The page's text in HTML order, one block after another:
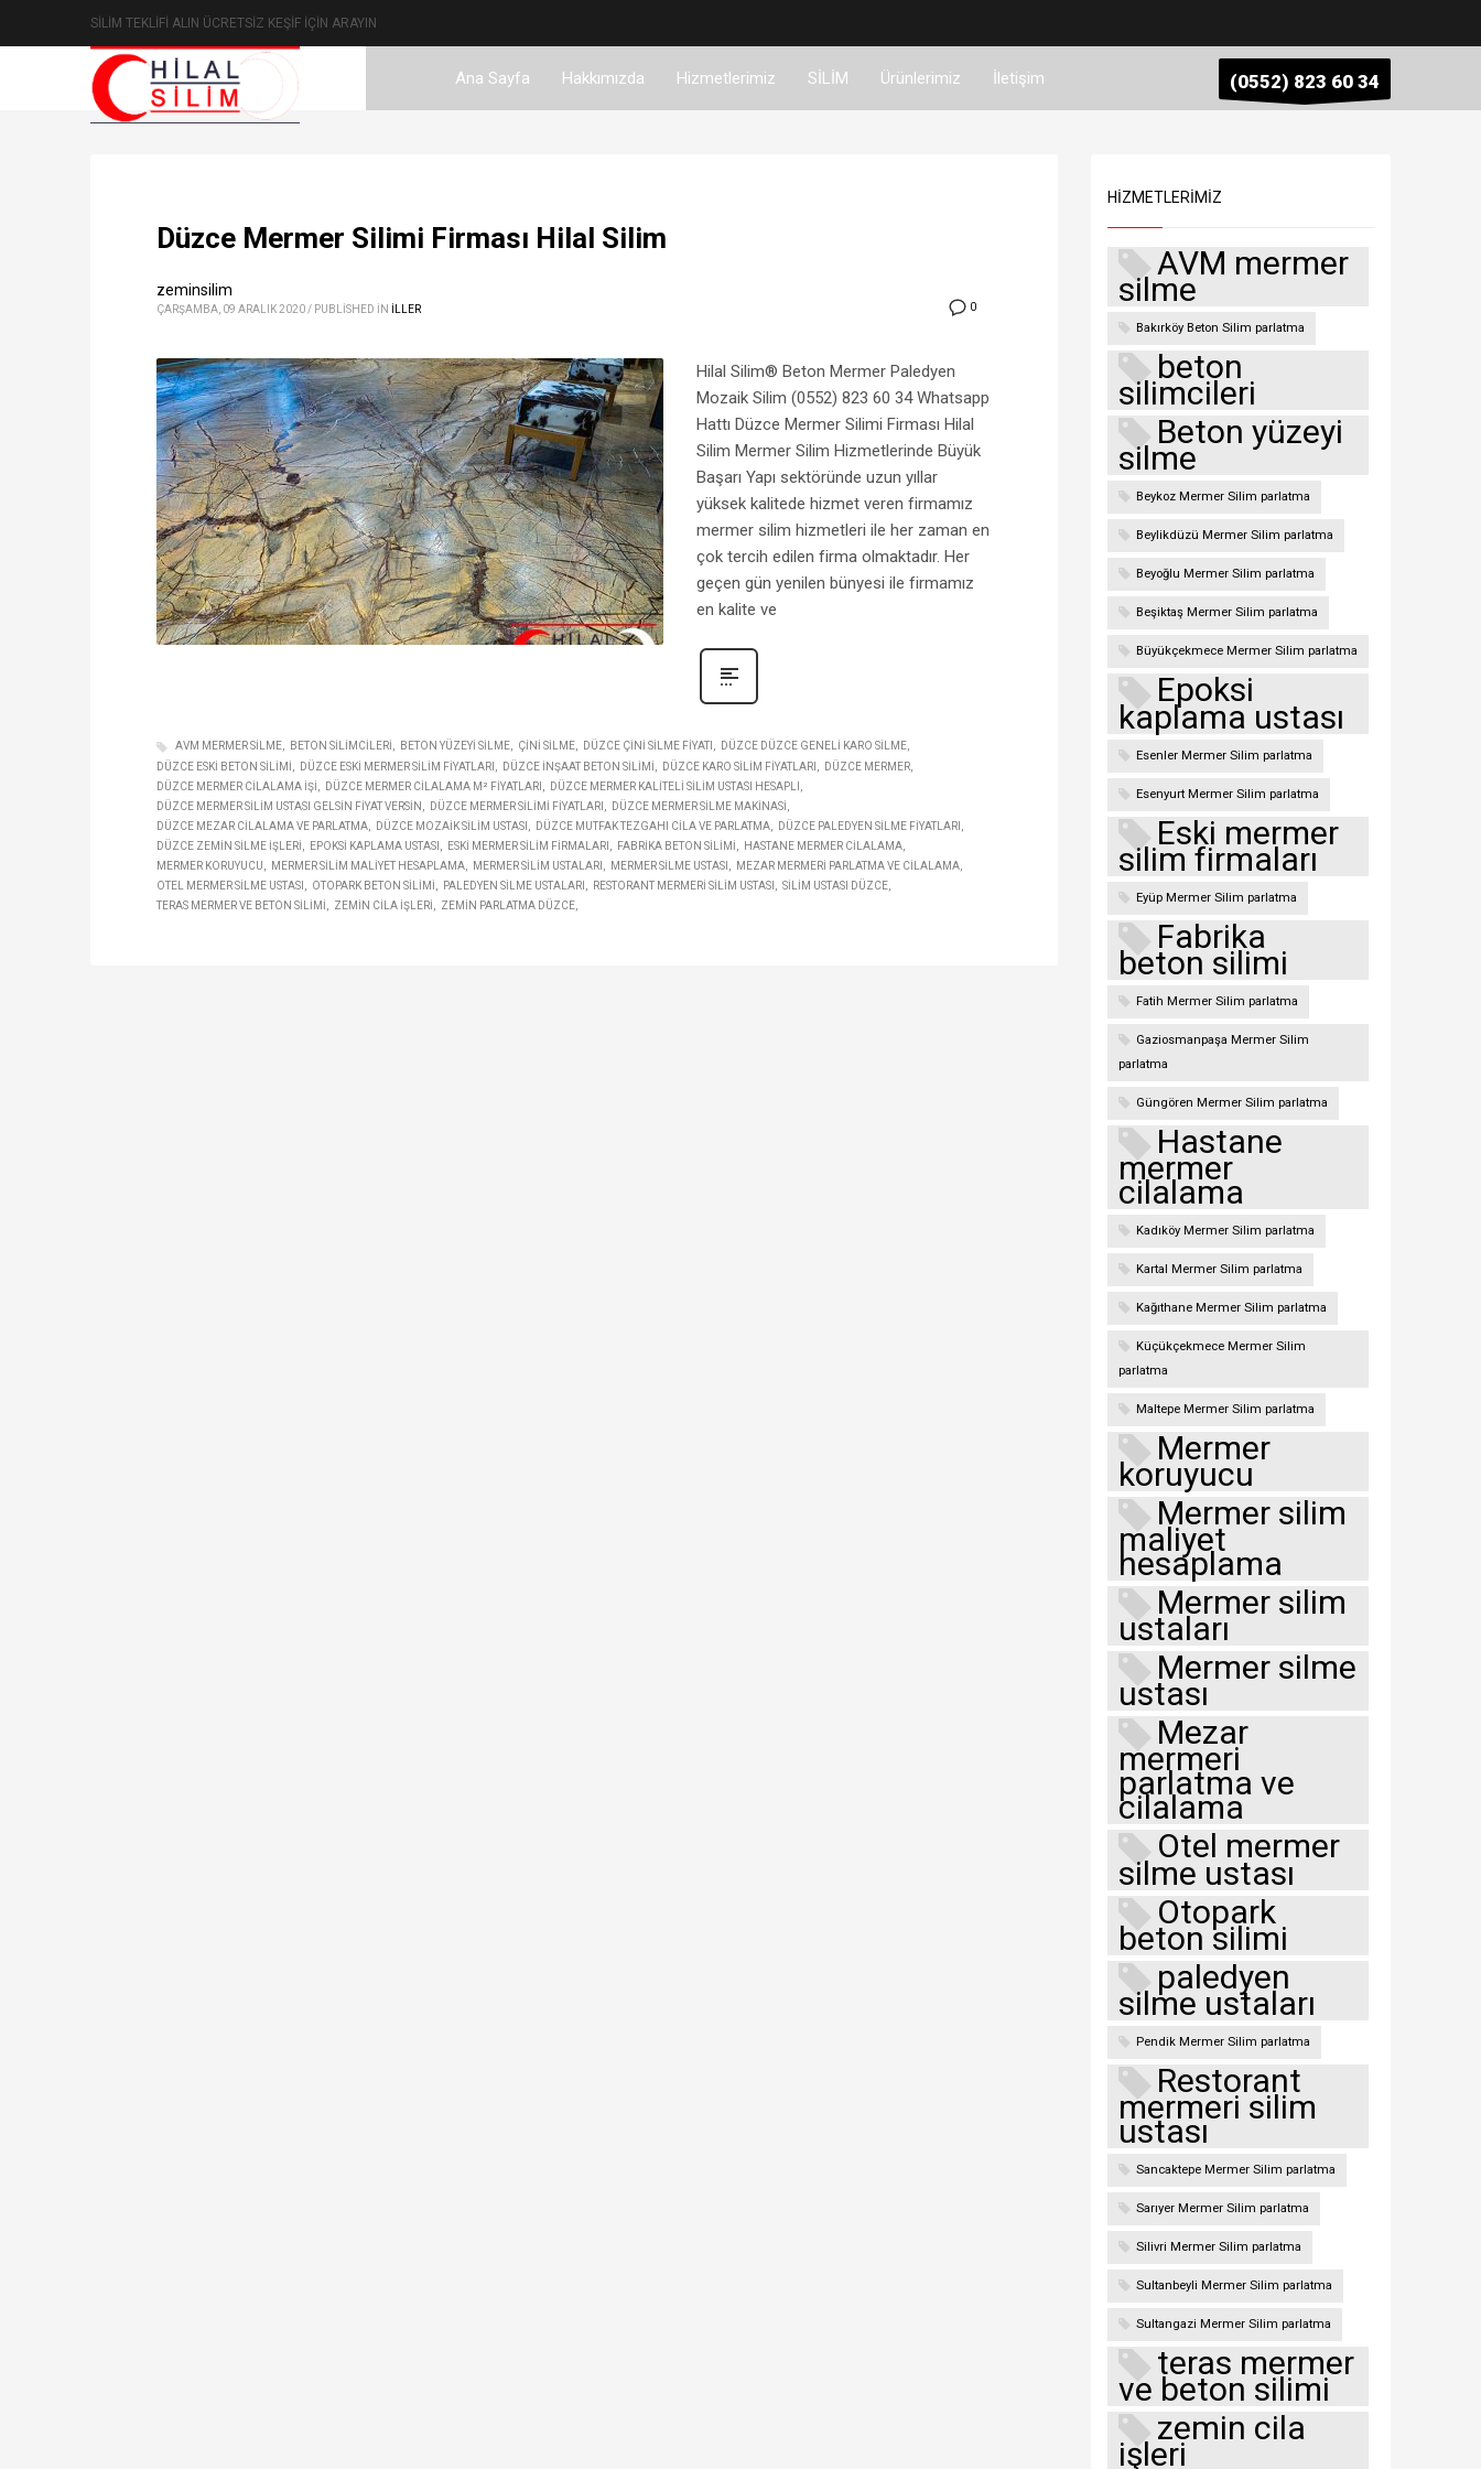
SİLİM TEKLİFİ ALIN ÜCRETSİZ KEŞİF İÇİN ARAYIN
Ana Sayfa Hakkımızda Hizmetlerimiz SİLİM Ürünlerimiz İletişim (0552) 823 60 34
Düzce Mermer Silimi Firması Hilal Silim
0
zeminsilim
ÇARŞAMBA, 09 ARALIK 2020 / PUBLISHED IN ILLER
Hilal Silim® Beton Mermer Paledyen
Mozaik Silim (0552) 823 60 34 Whatsapp
Hattı Düzce Mermer Silimi Firması Hilal
Silim Mermer Silim Hizmetlerinde Büyük
Başarı Yapı sektöründe uzun yıllar
yüksek kalitede hizmet veren firmamız
mermer silim hizmetleri ile her zaman en
çok tercih edilen firma olmaktadır. Her
geçen gün yenilen bünyesi ile firmamız
en kalite ve
AVM MERMER SILME BETON SILIMCILERI BETON YÜZEYI SILME ÇINI SILME DÜZCE ÇINI SILME FIYATI
DÜZCE DÜZCE GENELI KARO SILME
DÜZCE ESKI BETON SILIMI
DÜZCE ESKI MERMER SILIM FIYATLARI DÜZCE INŞAAT BETON SILIMI DÜZCE KARO SILIM FIYATLARI
DÜZCE MERMER
DÜZCE MERMER CILALAMA IŞI
DÜZCE MERMER CILALAMA M² FIYATLARI
DÜZCE MERMER KALITELI SILIM USTASI HESAPLI
DÜZCE MERMER SILIM USTASI GELSIN FIYAT VERSIN
DÜZCE MERMER SILIMI FIYATLARI
DÜZCE MERMER SILME MAKINASI
DÜZCE MEZAR CILALAMA VE PARLATMA
DÜZCE MOZAIK SILIM USTASI DÜZCE MUTFAK TEZGAHI CILA VE PARLATMA
DÜZCE PALEDYEN SILME FIYATLARI
DÜZCE ZEMIN SILME IŞLERI
EPOKSI KAPLAMA USTASI ESKI MERMER SILIM FIRMALARI FABRIKA BETON SILIMI
HASTANE MERMER CILALAMA
MERMER KORUYUCU
MERMER SILIM MALIYET HESAPLAMA MERMER SILIM USTALARI MERMER SILME USTASI
MEZAR MERMERI PARLATMA VE CILALAMA
OTEL MERMER SILME USTASI
OTOPARK BETON SILIMI PALEDYEN SILME USTALARI RESTORANT MERMERI SILIM USTASI
SILIM USTASI DÜZCE
TERAS MERMER VE BETON SILIMI
ZEMIN CILA IŞLERI ZEMIN PARLATMA DÜZCE
HIZMETLERIMIZ
AVM mermer
silme
Bakırköy Beton Silim parlatma
beton
silimcileri
Beton yüzeyi
silme
Beykoz Mermer Silim parlatma
Beylikdüzü Mermer Silim parlatma
Beyoğlu Mermer Silim parlatma
Beşiktaş Mermer Silim parlatma
Büyükçekmece Mermer Silim parlatma
Epoksi
kaplama ustası
Esenler Mermer Silim parlatma
Esenyurt Mermer Silim parlatma
Eski mermer
silim firmaları
Eyüp Mermer Silim parlatma
Fabrika
beton silimi
Fatih Mermer Silim parlatma
Gaziosmanpaşa Mermer Silim
parlatma
Güngören Mermer Silim parlatma
Hastane
mermer
cilalama
Kadıköy Mermer Silim parlatma
Kartal Mermer Silim parlatma
Kağıthane Mermer Silim parlatma
Küçükçekmece Mermer Silim
parlatma
Maltepe Mermer Silim parlatma
Mermer
koruyucu
Mermer silim
maliyet
hesaplama
Mermer silim
ustaları
Mermer silme
ustası
Mezar
mermeri
parlatma ve
cilalama
Otel mermer
silme ustası
Otopark
beton silimi
paledyen
silme ustaları
Pendik Mermer Silim parlatma
Restorant
mermeri silim
ustası
Sancaktepe Mermer Silim parlatma
Sarıyer Mermer Silim parlatma
Silivri Mermer Silim parlatma
Sultanbeyli Mermer Silim parlatma
Sultangazi Mermer Silim parlatma
teras mermer
ve beton silimi
zemin cila
işleri